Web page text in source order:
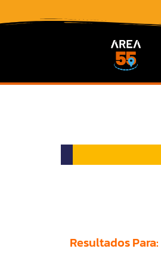
Resultados Para: